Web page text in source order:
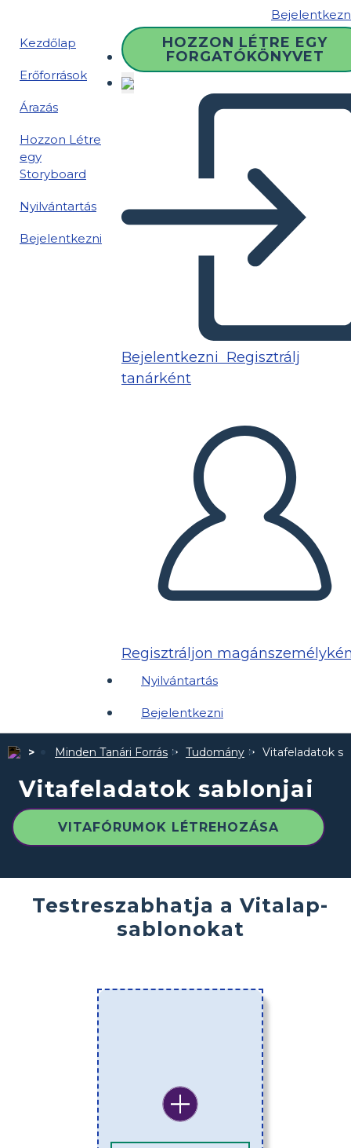
Kezdőlap
Erőforrások
Árazás
Hozzon Létre
egy
Storyboard
Nyilvántartás
Bejelentkezni
HOZZON LÉTRE EGY
FORGATÓKÖNYVET
Bejelentkezni Regisztrálj
tanárként
Regisztráljon
Nyilvántartás
Bejelentkezni
Minden Tanári Forrás Tudomány Vitafeladatok
Vitafeladatok sablonjai
VITAFÓRUMOK LÉTREHOZÁSA
Testreszabhatja a Vitalap-
sablonokat